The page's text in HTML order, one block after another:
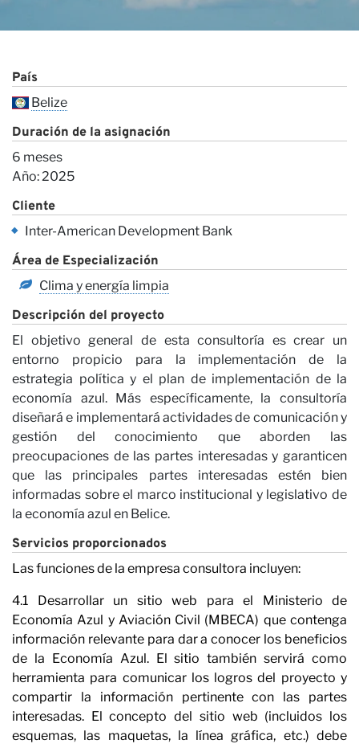
País
Belize
Duración de la asignación
6 meses
Año: 2025
Cliente
Inter-American Development Bank
Área de Especialización
Clima y energía limpia
Descripción del proyecto
El objetivo general de esta consultoría es crear un
entorno propicio para la implementación de la
estrategia política y el plan de implementación de la
economía azul. Más específicamente, la consultoría
diseñará e implementará actividades de comunicación y
gestión del conocimiento que aborden las
preocupaciones de las partes interesadas y garanticen
que las principales partes interesadas estén bien
informadas sobre el marco institucional y legislativo de
la economía azul en Belice.
Servicios proporcionados
Las funciones de la empresa consultora incluyen:
4.1 Desarrollar un sitio web para el Ministerio de
Economía Azul y Aviación Civil (MBECA) que contenga
información relevante para dar a conocer los beneficios
de la Economía Azul. El sitio también servirá como
herramienta para comunicar los logros del proyecto y
compartir la información pertinente con las partes
interesadas. El concepto del sitio web (incluidos los
esquemas, las maquetas, la línea gráfica, etc.) debe